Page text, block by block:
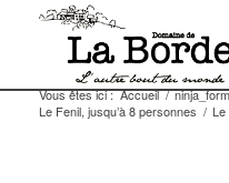
Vous êtes ici : Accueil /
Le Fenil, jusqu’à 8 personnes /